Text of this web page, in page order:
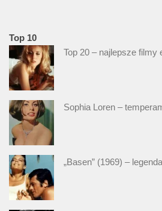
Top 10
Top 20 – najlepsze filmy
Sophia Loren –
„Basen” (1969) –